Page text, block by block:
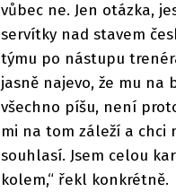
vůbec ne. Jen otázka,
servítky nad stavem
týmu po nástupu
jasně najevo, že mu na
všechno píšu, není
mi na tom záleží a chci
souhlasí. Jsem celou
kolem,“ řekl konkrétně.